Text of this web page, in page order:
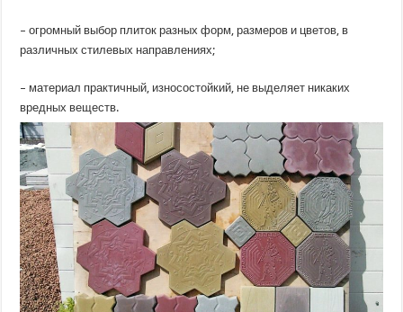
– огромный выбор плиток разных форм, размеров и цветов, в
различных стилевых направлениях;
– материал практичный, износостойкий, не выделяет никаких
вредных веществ.